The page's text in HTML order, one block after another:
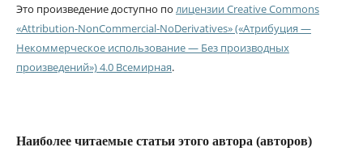
Это произведение доступно по лицензии Creative Commons
«Attribution-NonCommercial-NoDerivatives» («Атрибуция —
Некоммерческое использование — Без производных
произведений») 4.0 Всемирная.
Наиболее читаемые статьи этого автора (авторов)